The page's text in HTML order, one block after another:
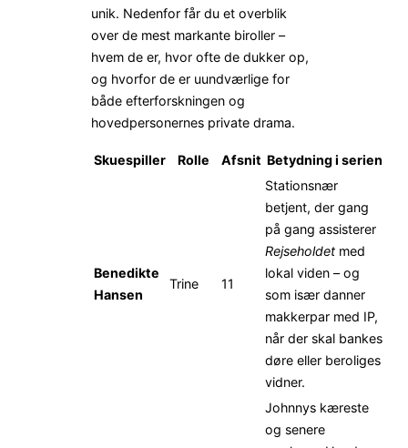
unik. Nedenfor får du et overblik
over de mest markante biroller –
hvem de er, hvor ofte de dukker op,
og hvorfor de er uundværlige for
både efterforskningen og
hovedpersonernes private drama.
Skuespiller Rolle Afsnit Betydning i serien
Benedikte
Hansen
Trine 11
Stationsnær
betjent, der gang
på gang assisterer
Rejseholdet med
lokal viden – og
som især danner
makkerpar med IP,
når der skal bankes
døre eller beroliges
vidner.
Johnnys kæreste
og senere